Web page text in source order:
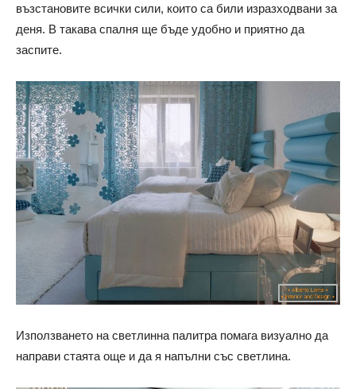
възстановите всички сили, които са били изразходвани за
деня. В такава спалня ще бъде удобно и приятно да
заспите.
Използването на светлинна палитра помага визуално да
направи стаята още и да я напълни със светлина.